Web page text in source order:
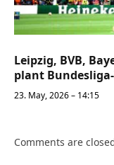
Leipzig, BVB,
plant
23. May, 2026 – 14:15
Comments are